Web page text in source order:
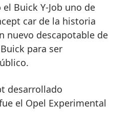
Buick Y-Job uno de
car de la historia
nuevo descapotable de
para ser
desarrollado
el Opel Experimental